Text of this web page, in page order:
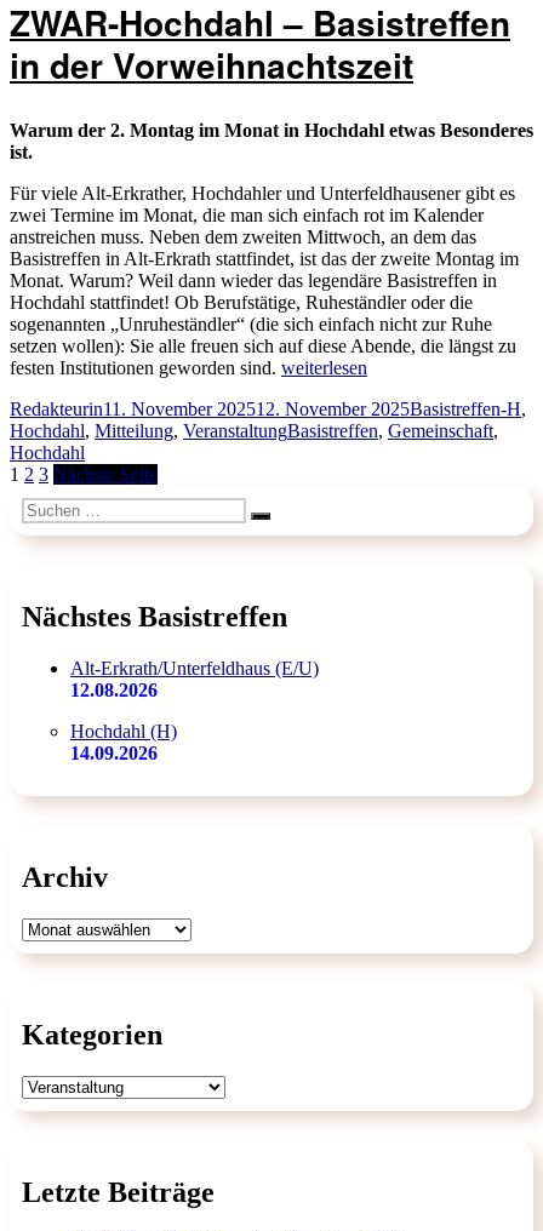
ZWAR-Hochdahl – Basistreffen
in der Vorweihnachtszeit
Warum der 2. Montag im Monat in Hochdahl etwas Besonderes
ist.
Für viele Alt-Erkrather, Hochdahler und Unterfeldhausener gibt es
zwei Termine im Monat, die man sich einfach rot im Kalender
anstreichen muss. Neben dem zweiten Mittwoch, an dem das
Basistreffen in Alt-Erkrath stattfindet, ist das der zweite Montag im
Monat. Warum? Weil dann wieder das legendäre Basistreffen in
Hochdahl stattfindet! Ob Berufstätige, Ruheständler oder die
sogenannten „Unruheständler“ (die sich einfach nicht zur Ruhe
setzen wollen): Sie alle freuen sich auf diese Abende, die längst zu
festen Institutionen geworden sind. „ZWAR-
–
Basistreffen
weiterlesen
Autor
RedakteurinVeröffentlicht
am
11. November 202512. November 2025Kategorien
Basistreffen-H,
Hochdahl, Mitteilung, VeranstaltungSchlagwörter
Basistreffen, Gemeinschaft,
Hochdahl
Seitennummerierung
der
Beiträge
Seite
1 Seite
2 Seite
3 Nächste Seite
Suchen
nach:
Suchen
Nächstes Basistreffen
Alt-Erkrath/Unterfeldhaus (E/U)
12.08.2026
Hochdahl (H)
14.09.2026
Archiv
Archiv
Kategorien
Kategorien
Letzte Beiträge